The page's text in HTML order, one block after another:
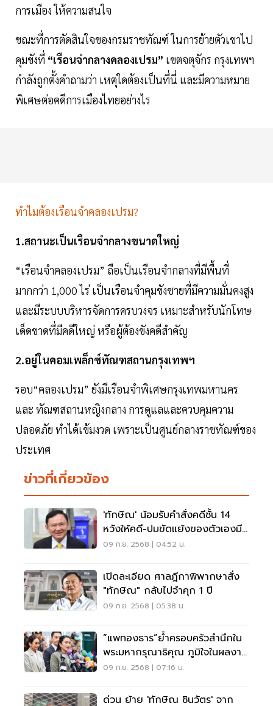
การเมือง ให้ความสนใจ
ขณะที่การตัดสินใจของกรมราชทัณฑ์ ในการย้ายตัวเขาไป
คุมขังที่ “เรือนจำกลางคลองเปรม” เขตจตุจักร กรุงเทพฯ
กำลังถูกตั้งคำถามว่า เหตุใดต้องเป็นที่นี่ และมีความหมาย
พิเศษต่อคดีการเมืองไทยอย่างไร
ทำไมต้องเรือนจำคลองเปรม?
1.สถานะเป็นเรือนจำกลางขนาดใหญ่
“เรือนจำคลองเปรม” ถือเป็นเรือนจำกลางที่มีพื้นที่
มากกว่า 1,000 ไร่ เป็นเรือนจำคุมขังชายที่มีความมั่นคงสูง
และมีระบบบริหารจัดการครบวงจร เหมาะสำหรับนักโทษ
เด็ดขาดที่มีคดีใหญ่ หรือผู้ต้องขังคดีสำคัญ
2.อยู่ในคอมเพล็กซ์ทัณฑสถานกรุงเทพฯ
รอบ“คลองเปรม” ยังมีเรือนจำพิเศษกรุงเทพมหานคร
และ ทัณฑสถานหญิงกลาง การดูแลและควบคุมความ
ปลอดภัย ทำได้เข้มงวด เพราะเป็นศูนย์กลางราชทัณฑ์ของ
ประเทศ
ข่าวที่เกี่ยวข้อง
'ทักษิณ' น้อมรับคำสั่งคดีชั้น 14
หวังให้คดี-ปมขัดแย้งของตัวเองมี
ข้อยุติ
09 ก.ย. 2568 | 04:52 น.
เปิดละเอียด ศาลฎีกาพิพากษาสั่ง
"ทักษิณ" กลับไปจำคุก 1 ปี
09 ก.ย. 2568 | 05:38 น.
“แพทองธาร”ย้ำครอบครัวสำนึกใน
พระมหากรุณาธิคุณ ภูมิใจในผลงาน
พ่อ
09 ก.ย. 2568 | 07:16 น.
ด่วน ย้าย 'ทักษิณ ชินวัตร' จาก